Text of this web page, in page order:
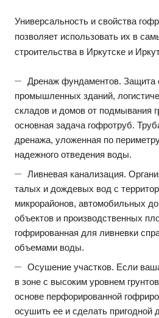
Универсальность и свойства
позволяет использовать их в
строительства в Иркутске и
Дренаж фундаментов. Защита
промышленных зданий,
складов и домов от подмывания
основная задача гофротруб.
дренажа, уложенная по
надежного отведения воды.
Ливневая канализация.
талых и дождевых вод с
микрорайонов, автомобильных
объектов и производственных
гофрированная для ливневки
объемами воды.
Осушение участков. Если
в зоне с высоким уровнем
основе перфорированной
осушить ее и сделать пригодной